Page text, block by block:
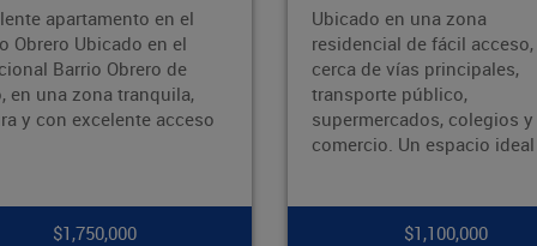
en una zona
de fácil acceso,
de vías principales,
público,
colegios y
Un espacio ideal p
$1,100,000
¡Oportunidad en Barrio
Bello!¿Buscas un
amplio, bien ubicado y
potencial? ¡Esta es tu
oportunidad! Área: 110 m²
Ubicación: Ba
$1,700,000